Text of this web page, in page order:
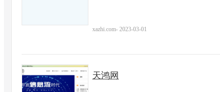
xazhi.com- 2023-03-01
天鸿网